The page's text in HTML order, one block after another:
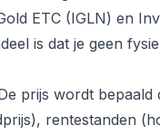
ETC (IGLN) en
is dat je geen
prijs wordt
rentestanden